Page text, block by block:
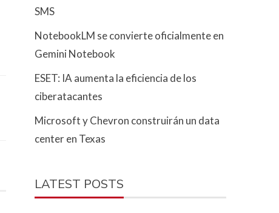
SMS
NotebookLM se convierte oficialmente en
Gemini Notebook
ESET: IA aumenta la eficiencia de los
ciberatacantes
Microsoft y Chevron construirán un data
center en Texas
LATEST POSTS